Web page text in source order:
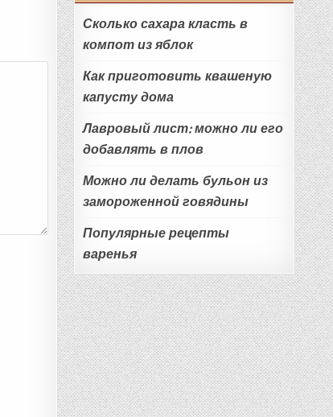
Сколько сахара класть в
компот из яблок
Как приготовить квашеную
капусту дома
Лавровый лист: можно ли его
добавлять в плов
Можно ли делать бульон из
замороженной говядины
Популярные рецепты
варенья